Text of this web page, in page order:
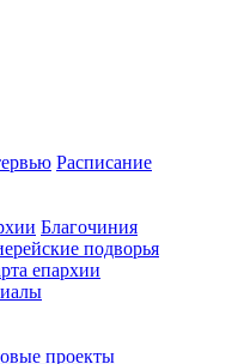
Расписание
Благочиния
подворья
епархии
проекты